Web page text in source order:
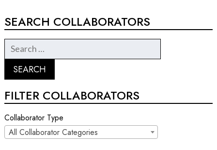
SEARCH COLLABORATORS
FILTER COLLABORATORS
Collaborator Type
All Collaborator Categories